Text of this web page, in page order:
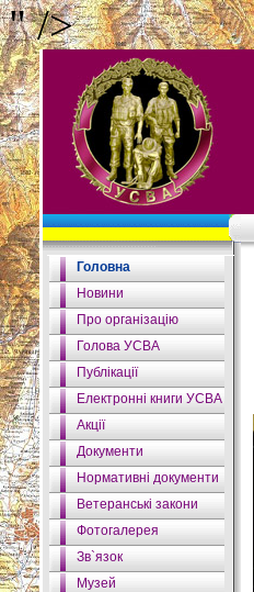
" />
Головна
Новини
Про організацію
Голова УСВА
Публікації
Електронні книги УСВА
Акції
Документи
Нормативні документи
Ветеранські закони
Фотогалерея
Зв`язок
Музей